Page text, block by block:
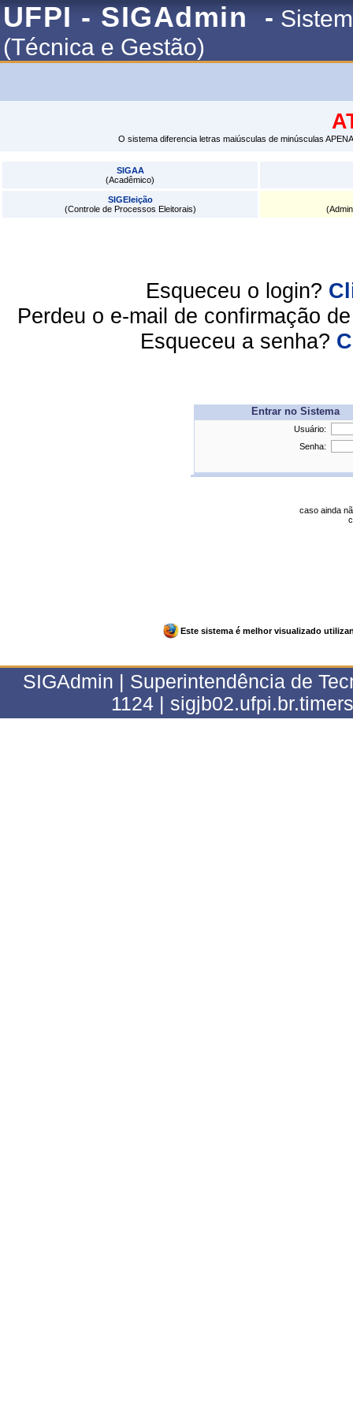
UFPI - SIGAdmin -
(Técnica e Gestão)
O sistema diferencia letras maiúsculas de minúsculas
SIGAA
(Acadêmico)
SIGEleição
(Controle de Processos Eleitorais)
Esqueceu o login?
Perdeu o e-mail de confirmação
Esqueceu a senha?
Entrar no Sistema
Usuário:
Senha:
caso ainda
Este sistema é melhor visualizado
SIGAdmin | Superintendência de
1124 |